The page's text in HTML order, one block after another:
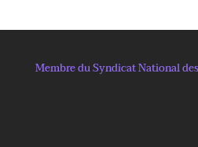
Membre du Syndicat National